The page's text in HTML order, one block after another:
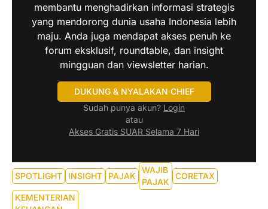
membantu menghadirkan informasi strategis
yang mendorong dunia usaha Indonesia lebih
maju. Anda juga mendapat akses penuh ke
forum eksklusif, roundtable, dan insight
mingguan dan viewsletter harian.
DUKUNG & NYALAKAN CHIEF
Sudah punya akun? Login
atau
Akses Gratis SUAR Selama 7 Hari
SPOTLIGHT INSIGHT PAJAK
WAJIB
PAJAK
CORETAX
KEMENTERIAN